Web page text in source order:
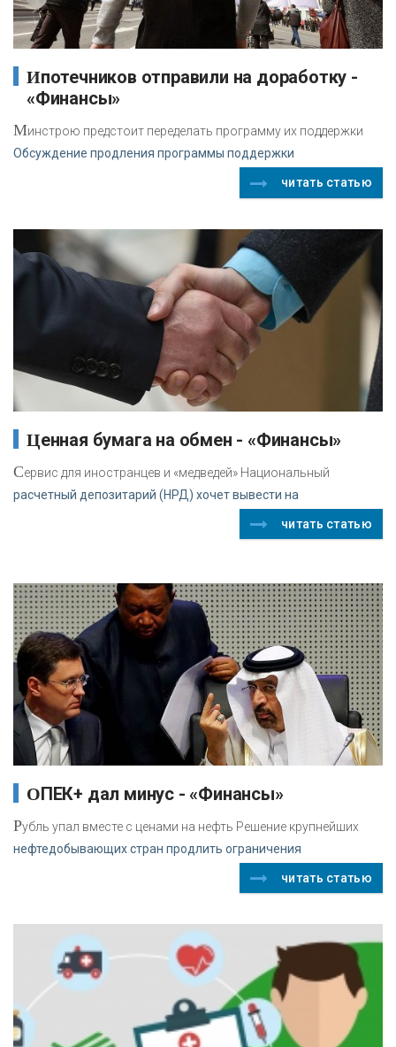
Ипотечников отправили на доработку -
«Финансы»
Минстрою предстоит переделать программу их поддержки
Обсуждение продления программы поддержки
читать статью
Ценная бумага на обмен - «Финансы»
Сервис для иностранцев и «медведей» Национальный
расчетный депозитарий (НРД) хочет вывести на
читать статью
ОПЕК+ дал минус - «Финансы»
Рубль упал вместе с ценами на нефть Решение крупнейших
нефтедобывающих стран продлить ограничения
читать статью